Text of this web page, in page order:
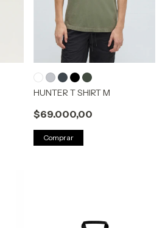
HUNTER T SHIRT M
$69.000,00
Comprar